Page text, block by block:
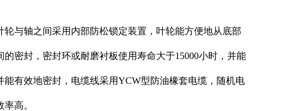
与轴之间采用内部防松锁定装置，叶轮能方便地从底部
密封，密封环或耐磨衬板使用寿命大于15000小时，并能
有效地密封，电缆线采用YCW型防油橡套电缆，随机电
高。